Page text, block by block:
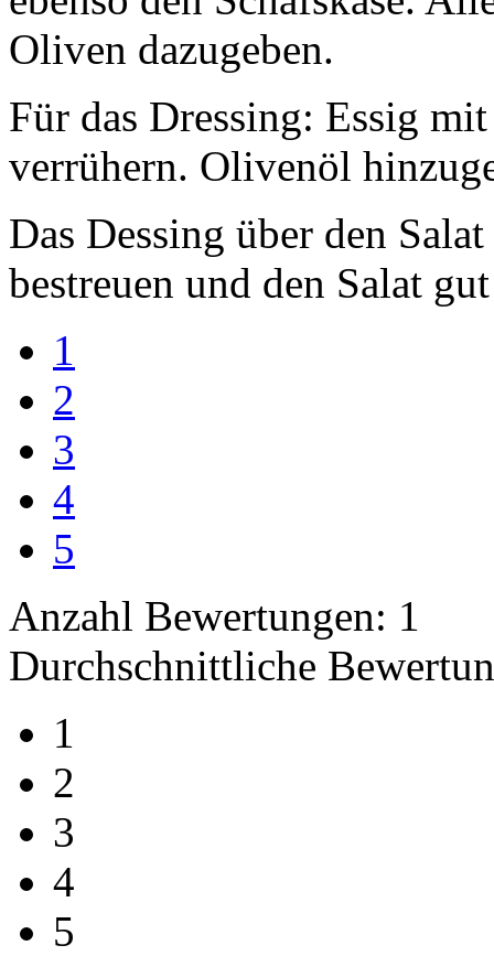
Oliven dazugeben.
Für das Dressing: Essig
verrühern. Olivenöl
Das Dessing über den
bestreuen und den Salat
1
2
3
4
5
Anzahl Bewertungen: 1
Durchschnittliche
1
2
3
4
5